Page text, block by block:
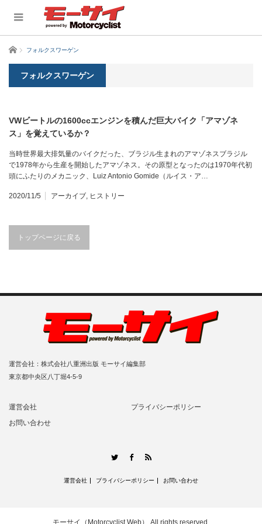
ホーム フォルクスワーゲン
フォルクスワーゲン
VWビートルの1600ccエンジンを積んだ巨大バイク「アマゾネ
ス」を覚えているか？
当時世界最大排気量のバイクだった、ブラジル生まれのアマゾネスブラジル
で1978年から生産を開始したアマゾネス。その原型となったのは1970年代初
頭にふたりのメカニック、Luiz Antonio Gomide（ルイス・ア…
2020/11/5 アーカイブ, ヒストリー
トップページに戻る
運営会社：株式会社八重洲出版 モーサイ編集部
東京都中央区八丁堀4-5-9
運営会社
プライバシーポリシー
お問い合わせ
TwitterFacebook
運営会社 プライバシーポリシー お問い合わせ
モーサイ（Motorcyclist Web） All rights reserved.